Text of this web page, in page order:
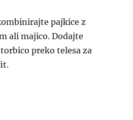
pajkice z
ali majico. Dodajte
preko telesa za